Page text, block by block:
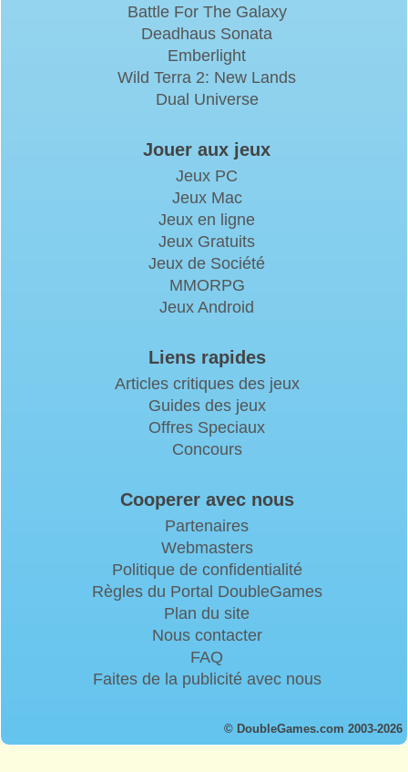
Battle For The Galaxy
Deadhaus Sonata
Emberlight
Wild Terra 2: New Lands
Dual Universe
Jouer aux jeux
Jeux PC
Jeux Mac
Jeux en ligne
Jeux Gratuits
Jeux de Société
MMORPG
Jeux Android
Liens rapides
Articles critiques des jeux
Guides des jeux
Offres Speciaux
Concours
Cooperer avec nous
Partenaires
Webmasters
Politique de confidentialité
Règles du Portal DoubleGames
Plan du site
Nous contacter
FAQ
Faites de la publicité avec nous
© DoubleGames.com 2003-2026